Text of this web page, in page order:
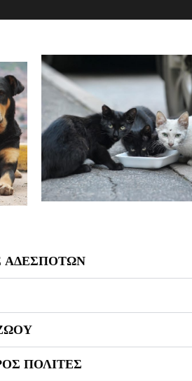
ΑΔΕΣΠΟΤΩΝ
ΠΟΛΙΤΕΣ